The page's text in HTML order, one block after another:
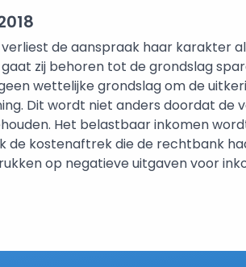
de aanspraak haar karakter
zij behoren tot de grondslag
wettelijke grondslag om de
Dit wordt niet anders doordat de
Het belastbaar inkomen
de kostenaftrek die de rechtbank
op negatieve uitgaven voor